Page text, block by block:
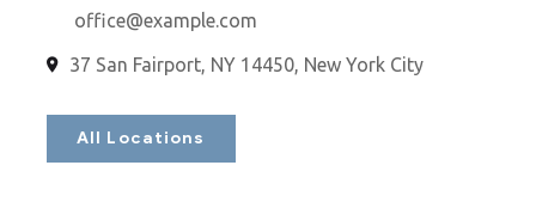
office@example.com
37 San Fairport, NY 14450, New York City
All Locations